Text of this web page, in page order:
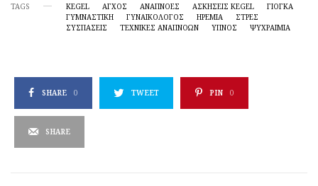
TAGS KEGEL ΑΓΧΟΣ ΑΝΑΠΝΟΕΣ ΑΣΚΉΣΕΙΣ KEGEL
ΓΙΌΓΚΑ
ΓΥΜΝΑΣΤΙΚΗ
ΓΥΝΑΙΚΟΛΟΓΟΣ ΗΡΕΜΙΑ
ΣΤΡΕΣ
ΣΥΣΠΆΣΕΙΣ
ΤΕΧΝΙΚΈΣ ΑΝΑΠΝΟΏΝ ΥΠΝΟΣ ΨΥΧΡΑΙΜΙΑ
SHARE 0 TWEET PIN 0
SHARE